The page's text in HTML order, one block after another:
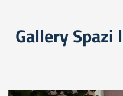
Gallery Spazi